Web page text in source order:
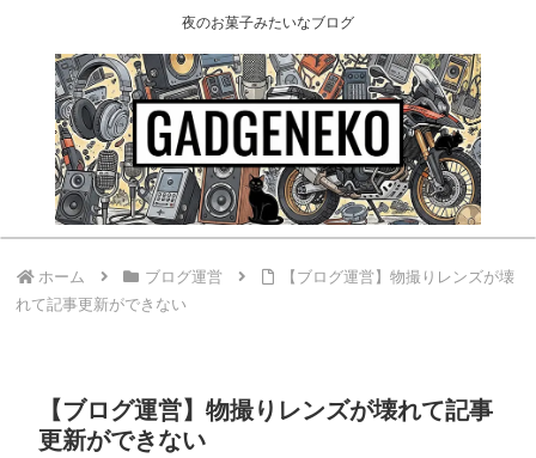
夜のお菓子みたいなブログ
ホーム ブログ運営
【ブログ運営】物撮りレンズが壊
れて記事更新ができない
【ブログ運営】物撮りレンズが壊れて記事
更新ができない